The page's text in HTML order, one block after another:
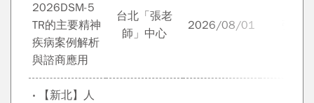
2026DSM-5
TR的主要精神
疾病案例解析
與諮商應用
台北「張老
師」中心
2026/08/01
‧ 【新北】人